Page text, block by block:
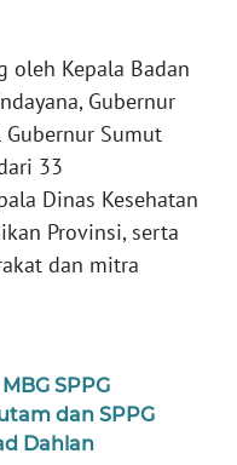
oleh Kepala Badan
Gubernur
Sumut
33
Dinas Kesehatan
Provinsi, serta
dan mitra
SPPG
dan SPPG
Dahlan